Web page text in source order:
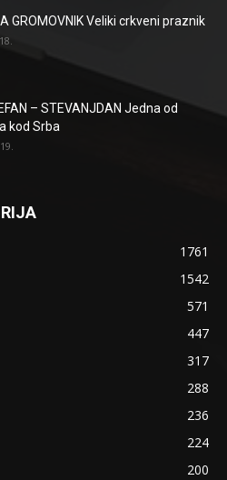
GROMOVNIK Veliki crkveni praznik
– STEVANJDAN Jedna od
kod Srba
1761
1542
571
447
317
288
236
224
200